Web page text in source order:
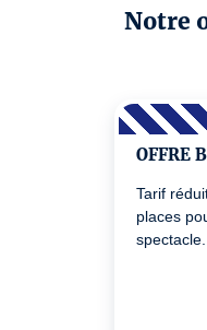
Notre
OFFRE
Tarif
places
spectacle.